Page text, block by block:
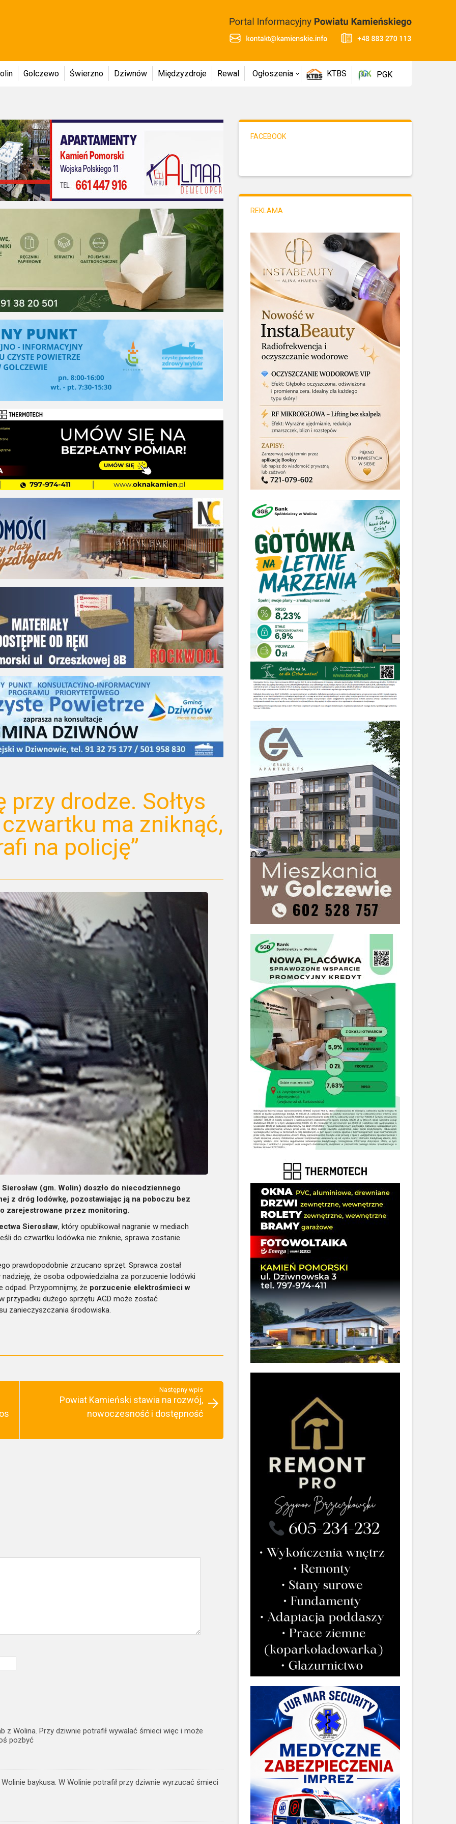
Golczewo Świerzno Dziwnów Międzyzdroje Rewal Ogłoszenia KTBS PGK
przy drodze. Sołtys
czwartku ma zniknąć,
na policję”
(gm. Wolin) doszło do niecodziennego
z dróg lodówkę, pozostawiając ją na poboczu bez
zarejestrowane przez monitoring.
Sierosław, który opublikował nagranie w mediach
do czwartku lodówka nie zniknie, sprawa zostanie
prawdopodobnie zrzucano sprzęt. Sprawca został
że osoba odpowiedzialna za porzucenie lodówki
Przypomnijmy, że porzucenie elektrośmieci w
przypadku dużego sprzętu AGD może zostać
zanieczyszczania środowiska.
Następny wpis
Powiat Kamieński stawia na rozwój,
nowoczesność i dostępność
z Wolina. Przy dziwnie potrafił wywalać śmieci więc i może
pozbyć
baykusa. W Wolinie potrafił przy dziwnie wyrzucać śmieci
FACEBOOK
REKLAMA